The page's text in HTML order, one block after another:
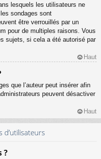
lesquels les utilisateurs ne
sondages sont
être verrouillés par un
pour de multiples raisons. Vous
sujets, si cela a été autorisé par
Haut
que l’auteur peut insérer afin
peuvent désactiver
Haut
d’utilisateurs
?